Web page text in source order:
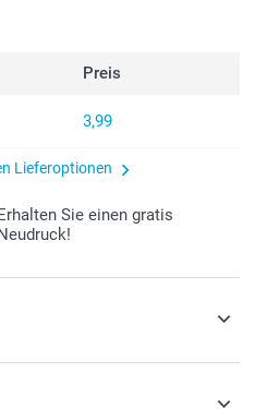
Preis
3,99
Lieferoptionen
Erhalten Sie einen gratis
Neudruck!
EURO (€) inkl. MwSt. und zzgl.